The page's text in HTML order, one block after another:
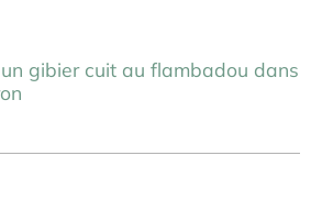
gibier cuit au flambadou dans